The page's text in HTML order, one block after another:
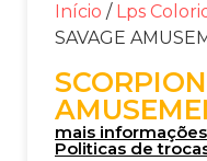
Início / Lps
SAVAGE
mais informações
Politicas de